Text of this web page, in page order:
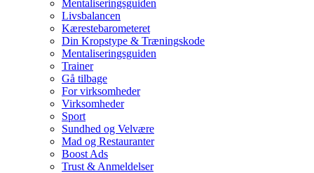
Mentaliseringsguiden
Livsbalancen
Kærestebarometeret
Din Kropstype & Træningskode
Mentaliseringsguiden
Trainer
Gå tilbage
For virksomheder
Virksomheder
Sport
Sundhed og Velvære
Mad og Restauranter
Boost Ads
Trust & Anmeldelser